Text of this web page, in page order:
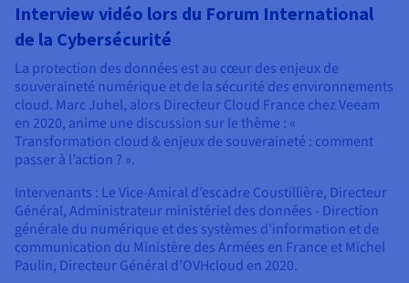
Interview vidéo lors du Forum International
de la Cybersécurité
La protection des données est au cœur des enjeux de
souveraineté numérique et de la sécurité des environnements
cloud. Marc Juhel, alors Directeur Cloud France chez Veeam
en 2020, anime une discussion sur le thème : «
Transformation cloud & enjeux de souveraineté : comment
passer à l’action ? ».
Intervenants : Le Vice-Amiral d’escadre Coustillière, Directeur
Général, Administrateur ministériel des données - Direction
générale du numérique et des systèmes d'information et de
communication du Ministère des Armées en France et Michel
Paulin, Directeur Général d’OVHcloud en 2020.